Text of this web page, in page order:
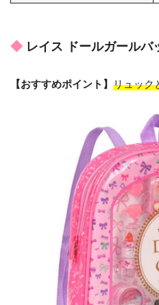
レイス ドールガール
【おすすめポイント】 リュック